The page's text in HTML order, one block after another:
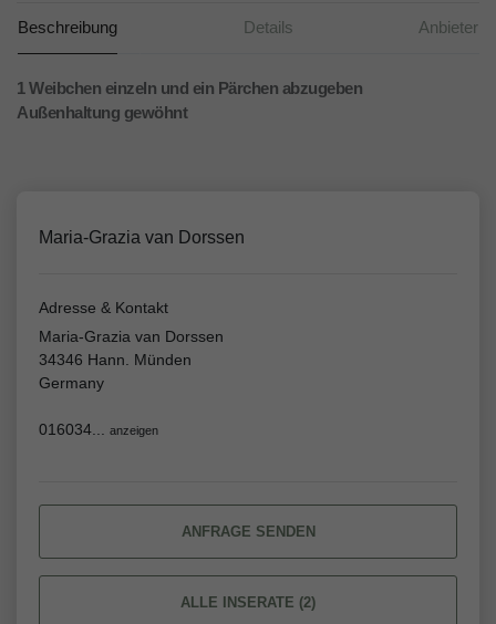
Beschreibung Details Anbieter
1 Weibchen einzeln und ein Pärchen abzugeben
Außenhaltung gewöhnt
Maria-Grazia van Dorssen
Adresse & Kontakt
Maria-Grazia van Dorssen
34346 Hann. Münden
Germany
016034... anzeigen
ANFRAGE SENDEN
ALLE INSERATE (2)